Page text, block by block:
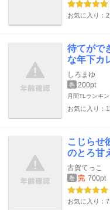
お気に入り：
待てがで
な年下カ
しろまゆ
巻 200pt
月間TLランキ
お気に入り：
こじらせ
のとろ甘
古賀てっこ
巻 完 700pt
お気に入り：